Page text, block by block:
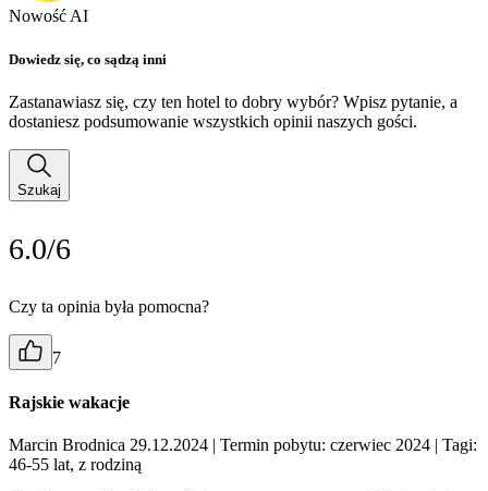
Nowość AI
Dowiedz się, co sądzą inni
Zastanawiasz się, czy ten hotel to dobry wybór? Wpisz pytanie, a
dostaniesz podsumowanie wszystkich opinii naszych gości.
Szukaj
6.0/6
Czy ta opinia była pomocna?
7
Rajskie wakacje
Marcin Brodnica 29.12.2024 | Termin pobytu: czerwiec 2024 | Tagi:
46-55 lat, z rodziną